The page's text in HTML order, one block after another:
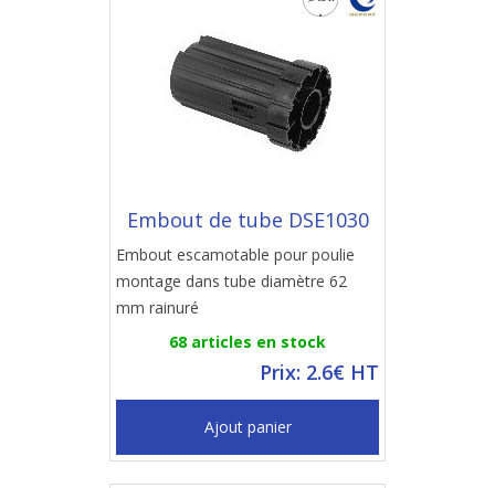
Embout de tube DSE1030
Embout escamotable pour poulie
montage dans tube diamètre 62
mm rainuré
68 articles en stock
Prix: 2.6€ HT
Ajout panier